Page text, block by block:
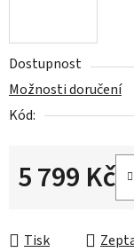
Dostupnost
Možnosti doručení
Kód:
5 799 Kč
Tisk